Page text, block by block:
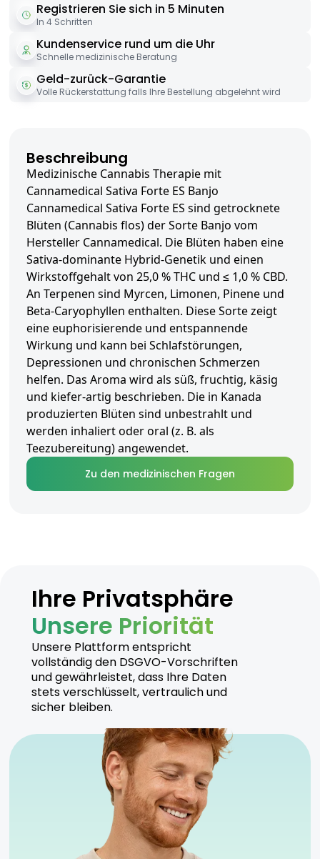
Registrieren Sie sich in 5 Minuten
In 4 Schritten
Kundenservice rund um die Uhr
Schnelle medizinische Beratung
Geld-zurück-Garantie
Volle Rückerstattung falls Ihre Bestellung abgelehnt wird
Beschreibung
Medizinische Cannabis Therapie mit
Cannamedical Sativa Forte ES Banjo
Cannamedical Sativa Forte ES sind getrocknete
Blüten (Cannabis flos) der Sorte Banjo vom
Hersteller Cannamedical. Die Blüten haben eine
Sativa-dominante Hybrid-Genetik und einen
Wirkstoffgehalt von 25,0 % THC und ≤ 1,0 % CBD.
An Terpenen sind Myrcen, Limonen, Pinene und
Beta-Caryophyllen enthalten. Diese Sorte zeigt
eine euphorisierende und entspannende
Wirkung und kann bei Schlafstörungen,
Depressionen und chronischen Schmerzen
helfen. Das Aroma wird als süß, fruchtig, käsig
und kiefer-artig beschrieben. Die in Kanada
produzierten Blüten sind unbestrahlt und
werden inhaliert oder oral (z. B. als
Teezubereitung) angewendet.
Zu den medizinischen Fragen
Ihre Privatsphäre
Unsere Priorität
Unsere Plattform entspricht
vollständig den DSGVO-Vorschriften
und gewährleistet, dass Ihre Daten
stets verschlüsselt, vertraulich und
sicher bleiben.